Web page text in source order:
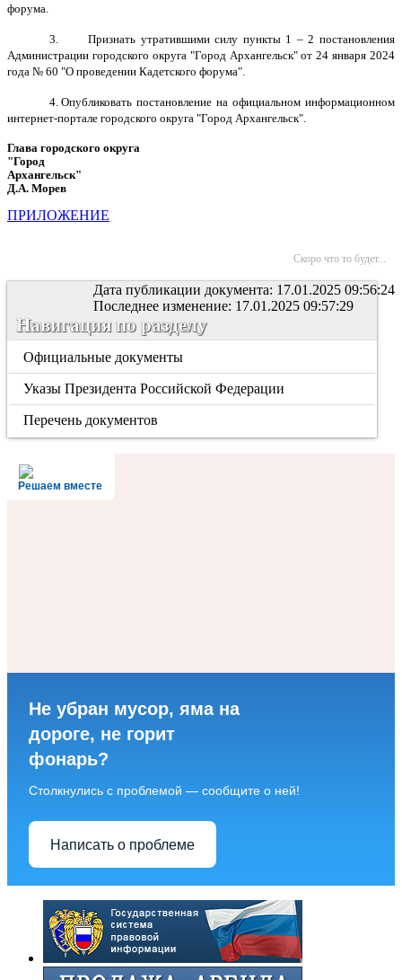
форума.
3. Признать утратившими силу пункты 1 – 2 постановления
Администрации городского округа "Город Архангельск" от 24 января 2024
года № 60 "О проведении Кадетского форума".
4.Опубликовать постановление на официальном информационном
интернет-портале городского округа "Город Архангельск".
Глава городского округа
"Город
Архангельск"
Д.А. Морев
ПРИЛОЖЕНИЕ
Скоро что то будет...
Дата публикации документа: 17.01.2025 09:56:24
Последнее изменение: 17.01.2025 09:57:29
Навигация по разделу
Официальные документы
Указы Президента Российской Федерации
Перечень документов
Решаем вместе
Не убран мусор, яма на
дороге, не горит
фонарь?
Столкнулись с проблемой — сообщите о ней!
Написать о проблеме